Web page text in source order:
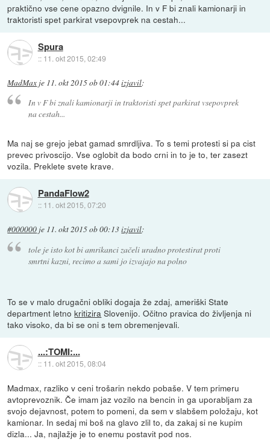
praktično vse cene opazno dvignile. In v F bi znali kamionarji in
traktoristi spet parkirat vsepovprek na cestah...
Spura
:: 11. okt 2015, 02:49
MadMax je 11. okt 2015 ob 01:44izjavil:
In v F bi znali kamionarji in traktoristi spet parkirat vsepovprek
na cestah...
Ma naj se grejo jebat gamad smrdljiva. To s temi protesti si pa cist
prevec privoscijo. Vse oglobit da bodo crni in to je to, ter zasezt
vozila. Preklete svete krave.
PandaFlow2
:: 11. okt 2015, 07:20
#000000 je 11. okt 2015 ob 00:13izjavil:
tole je isto kot bi amrikanci začeli uradno protestirat proti
smrtni kazni, recimo a sami jo izvajajo na polno
To se v malo drugačni obliki dogaja že zdaj, ameriški State
department letnokritizira Slovenijo. Očitno pravica do življenja ni
tako visoko, da bi se oni s tem obremenjevali.
...:TOMI:...
:: 11. okt 2015, 08:04
Madmax, razliko v ceni trošarin nekdo pobaše. V tem primeru
avtoprevoznik. Če imam jaz vozilo na bencin in ga uporabljam za
svojo dejavnost, potem to pomeni, da sem v slabšem položaju, kot
kamionar. In sedaj mi boš na glavo zlil to, da zakaj si ne kupim
dizla... Ja, najlažje je to enemu postavit pod nos.